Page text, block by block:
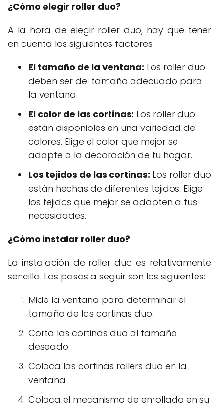
¿Cómo elegir roller duo?
A la hora de elegir roller duo, hay que tener
en cuenta los siguientes factores:
El tamaño de la ventana: Los roller duo
deben ser del tamaño adecuado para
la ventana.
El color de las cortinas: Los roller duo
están disponibles en una variedad de
colores. Elige el color que mejor se
adapte a la decoración de tu hogar.
Los tejidos de las cortinas: Los roller duo
están hechas de diferentes tejidos. Elige
los tejidos que mejor se adapten a tus
necesidades.
¿Cómo instalar roller duo?
La instalación de roller duo es relativamente
sencilla. Los pasos a seguir son los siguientes:
Mide la ventana para determinar el
tamaño de las cortinas duo.
Corta las cortinas duo al tamaño
deseado.
Coloca las cortinas rollers duo en la
ventana.
Coloca el mecanismo de enrollado en su